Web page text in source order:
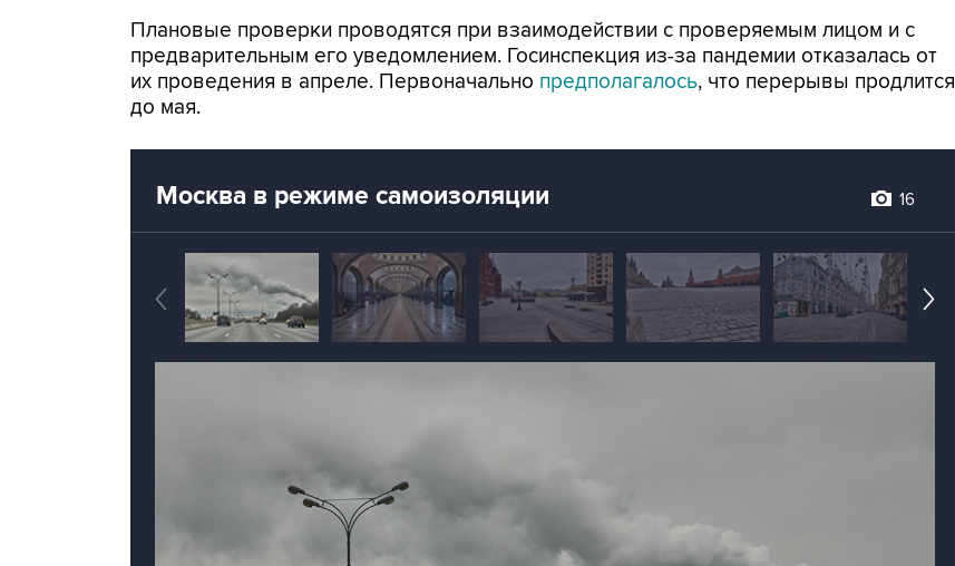
Плановые проверки проводятся при взаимодействии с проверяемым лицом и с
предварительным его уведомлением. Госинспекция из-за пандемии отказалась от
их проведения в апреле. Первоначально предполагалось, что перерывы продлится
до мая.
Москва в режиме самоизоляции 16